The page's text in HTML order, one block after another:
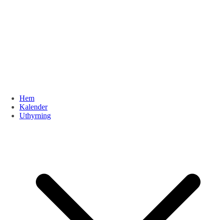
Hem
Kalender
Uthyrning